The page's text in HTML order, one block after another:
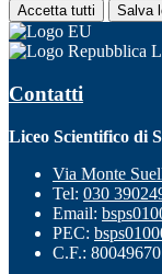
Accetta tutti Salva
Contatti
Liceo Scientifico di
Via Monte
Tel: 030
Email:
PEC:
C.F.: